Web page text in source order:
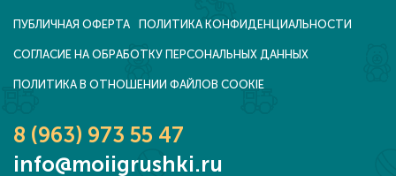
ПУБЛИЧНАЯ ОФЕРТА ПОЛИТИКА КОНФИДЕНЦИАЛЬНОСТИ
СОГЛАСИЕ НА ОБРАБОТКУ ПЕРСОНАЛЬНЫХ ДАННЫХ
ПОЛИТИКА В ОТНОШЕНИИ ФАЙЛОВ COOKIE
8 (963) 973 55 47
info@moiigrushki.ru